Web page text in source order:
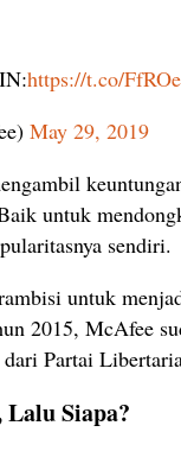
https://t.co/
May 29, 2019
untuk
sendiri.
untuk
2015, McAfee
Partai
Siapa?